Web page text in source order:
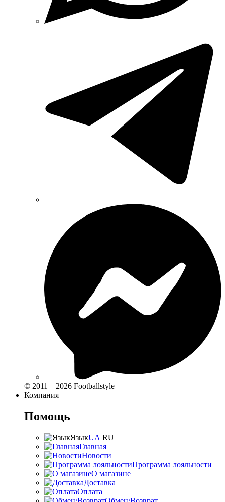
© 2011—2026 Footballstyle
Компания
Помощь
ЯзыкUA RU
Главная
Новости
Программа лояльности
О магазине
Доставка
Оплата